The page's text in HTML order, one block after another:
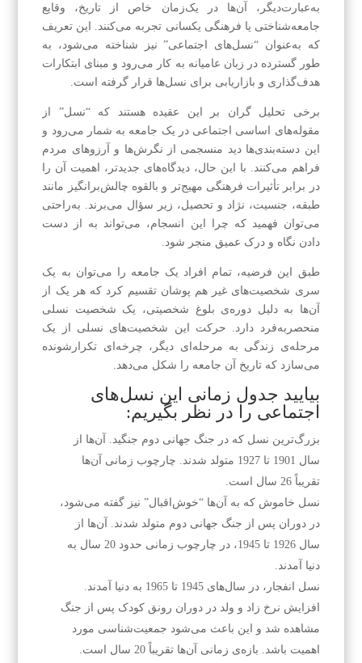
به‌عبارت‌دیگر، آن‌ها در یک‌زمان خاص از تاریخ، وقایع
جامعه‌شناختی یا فرهنگی یکسانی تجربه می‌کنند. این تعریف
که به‌عنوان “نسل‌های اجتماعی” نیز شناخته می‌شود، به
طور گسترده در زبان عامیانه به کار می‌رود و مبنای ابتکارات
هدف‌گذاری و بازاریابی برای نسل‌ها قرار گرفته است.
برخی تحلیل گران بر این عقیده هستند که “نسل” از
مقوله‌های اساسی اجتماعی در یک جامعه به شمار می‌رود و
این دسته‌بندی‌ها دید منسجمی از نگرش‌ها و آرزوهای مردم
فراهم می‌کنند. با این حال، دیدگاه‌های جدیدتر، اهمیت آن را
در برابر تأثیرات فرهنگی مهیج‌تر و بالقوه چالش‌برانگیز مانند
طبقه، جنسیت، نژاد و تحصیل، زیر سؤال می‌برند. به‌راحتی
می‌توان فهمید که چرا این انسجام، می‌تواند به از دست
دادن نگاه و درک عمیق منجر شود.
طبق این فرضیه، تمام افراد یک جامعه را می‌توان به یک
سری شخصیت‌های غیر هم پوشان تقسیم کرد که هر یک از
آن‌ها به دلیل دوره‌ی بلوغ شخصیتی، یک شخصیت نسلی
منحصربه‌فرد دارد. حرکت این شخصیت‌های نسلی از یک
مرحله‌ی زندگی به مرحله‌ای دیگر، چرخه‌ای تکرارشونده
می‌سازد که تاریخ آن جامعه را شکل می‌دهد.
بیایید جدول زمانی این نسل‌های
اجتماعی را در نظر بگیریم:
بزرگ‌ترین نسل که در جنگ جهانی دوم جنگید. آن‌ها از
سال 1901 تا 1927 متولد شدند. چارچوب زمانی آن‌ها
تقریباً 26 سال است.
نسل خاموش که به آن‌ها “خوش‌اقبال” نیز گفته می‌شود،
در دوران پس از جنگ جهانی دوم متولد شدند. آن‌ها از
سال 1926 تا 1945، در چارچوب زمانی حدود 20 سال به
دنیا آمدند.
نسل انفجار، در سال‌های 1945 تا 1965 به دنیا آمدند.
افزایش نرخ زاد و ولد در دوران رونق کودک پس از جنگ
مشاهده شد و این باعث می‌شود جمعیت‌شناسی مورد
اهمیت باشد. بازه‌ی زمانی آن‌ها تقریباً 20 سال است.